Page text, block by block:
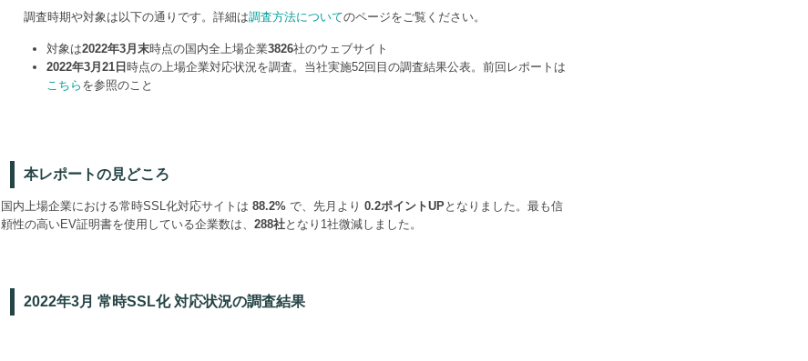
調査時期や対象は以下の通りです。詳細は調査方法についてのページをご覧ください。
対象は2022年3月末時点の国内全上場企業3826社のウェブサイト
2022年3月21日 時点の上場企業対応状況を調査。当社実施52回目の調査結果公表。前回レポートは
こちら を参照のこと
本レポートの見どころ
国内上場企業における常時SSL化対応サイトは 88.2% で、先月より 0.2ポイントUPとなりました。最も信
頼性の高いEV証明書を使用している企業数は、 288社となり1社微減しました。
2022年3月 常時SSL化 対応状況の調査結果